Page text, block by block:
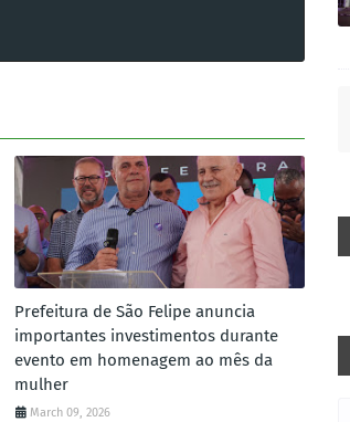
Prefeitura de São Felipe anuncia
importantes investimentos durante
evento em homenagem ao mês da
mulher
March 09, 2026